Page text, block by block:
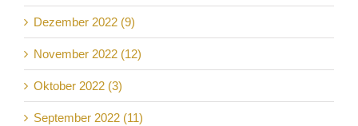
Dezember 2022 (9)
November 2022 (12)
Oktober 2022 (3)
September 2022 (11)